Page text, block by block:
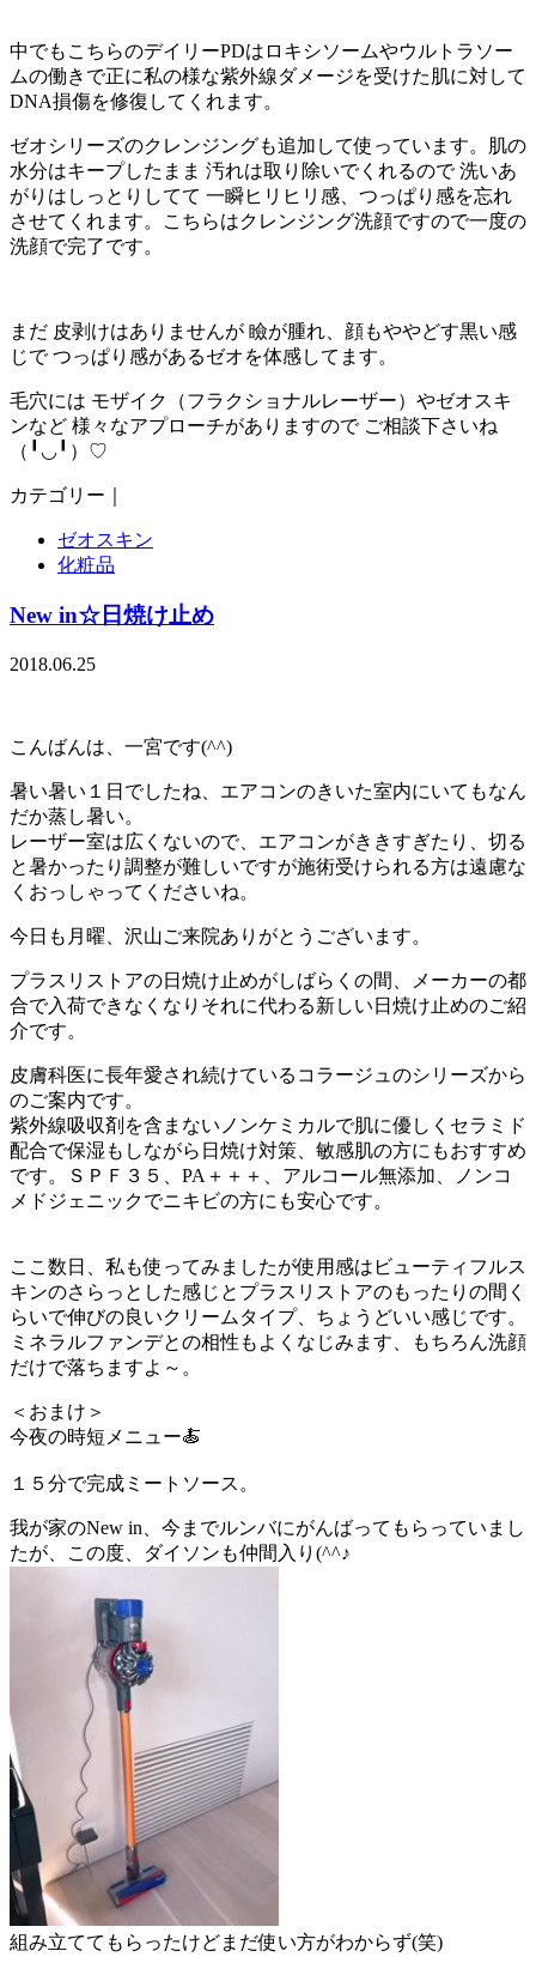
中でもこちらのデイリーPDはロキシソームやウルトラソー
ムの働きで正に私の様な紫外線ダメージを受けた肌に対して
DNA損傷を修復してくれます。
ゼオシリーズのクレンジングも追加して使っています。肌の
水分はキープしたまま 汚れは取り除いでくれるので 洗いあ
がりはしっとりしてて 一瞬ヒリヒリ感、つっぱり感を忘れ
させてくれます。こちらはクレンジング洗顔ですので一度の
洗顔で完了です。
まだ 皮剥けはありませんが 瞼が腫れ、顔もややどす黒い感
じで つっぱり感があるゼオを体感してます。
毛穴には モザイク（フラクショナルレーザー）やゼオスキ
ンなど 様々なアプローチがありますので ご相談下さいね
（╹◡╹）♡
カテゴリー｜
ゼオスキン
化粧品
New in☆日焼け止め
2018.06.25
こんばんは、一宮です(^^)
暑い暑い１日でしたね、エアコンのきいた室内にいてもなん
だか蒸し暑い。
レーザー室は広くないので、エアコンがききすぎたり、切る
と暑かったり調整が難しいですが施術受けられる方は遠慮な
くおっしゃってくださいね。
今日も月曜、沢山ご来院ありがとうございます。
プラスリストアの日焼け止めがしばらくの間、メーカーの都
合で入荷できなくなりそれに代わる新しい日焼け止めのご紹
介です。
皮膚科医に長年愛され続けているコラージュのシリーズから
のご案内です。
紫外線吸収剤を含まないノンケミカルで肌に優しくセラミド
配合で保湿もしながら日焼け対策、敏感肌の方にもおすすめ
です。ＳＰＦ３５、PA＋＋＋、アルコール無添加、ノンコ
メドジェニックでニキビの方にも安心です。
ここ数日、私も使ってみましたが使用感はビューティフルス
キンのさらっとした感じとプラスリストアのもったりの間く
らいで伸びの良いクリームタイプ、ちょうどいい感じです。
ミネラルファンデとの相性もよくなじみます、もちろん洗顔
だけで落ちますよ～。
＜おまけ＞
今夜の時短メニュー🍝
１５分で完成ミートソース。
我が家のNew in、今までルンバにがんばってもらっていまし
たが、この度、ダイソンも仲間入り(^^♪
組み立ててもらったけどまだ使い方がわからず(笑)